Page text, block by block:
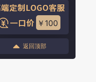
￥100
返回顶部